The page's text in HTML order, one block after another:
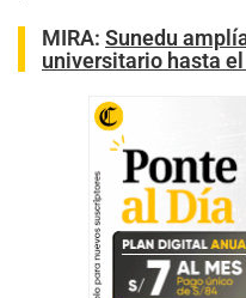
MIRA: Sunedu
universitario hasta